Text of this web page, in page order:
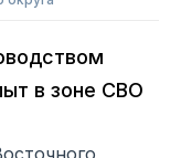
в зоне СВО